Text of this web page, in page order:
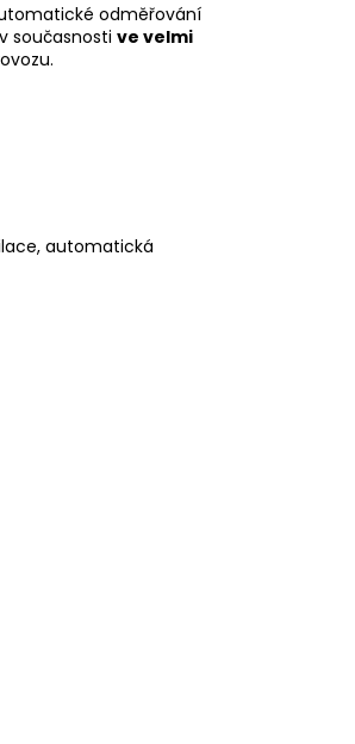
odměřování
současnosti ve velmi
automatická